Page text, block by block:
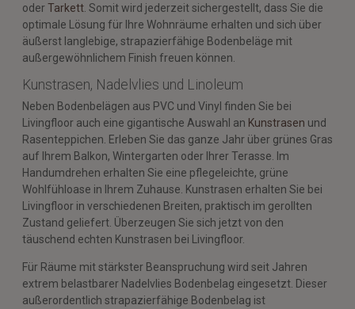
oderTarkett . Somit wird jederzeit sichergestellt, dass Sie die
optimale Lösung für Ihre Wohnräume erhalten und sich über
äußerst langlebige, strapazierfähige Bodenbeläge mit
außergewöhnlichem Finish freuen können.
Kunstrasen, Nadelvlies und Linoleum
Neben Bodenbelägen aus PVC und Vinyl finden Sie bei
Livingfloor auch eine gigantische Auswahl an Kunstrasen und
Rasenteppichen. Erleben Sie das ganze Jahr über grünes Gras
auf Ihrem Balkon, Wintergarten oder Ihrer Terasse. Im
Handumdrehen erhalten Sie eine pflegeleichte, grüne
Wohlfühloase in Ihrem Zuhause. Kunstrasen erhalten Sie bei
Livingfloor in verschiedenen Breiten, praktisch im gerollten
Zustand geliefert. Überzeugen Sie sich jetzt von den
täuschend echten Kunstrasen bei Livingfloor.
Für Räume mit stärkster Beanspruchung wird seit Jahren
extrem belastbarer Nadelvlies Bodenbelag eingesetzt. Dieser
außerordentlich strapazierfähige Bodenbelag ist